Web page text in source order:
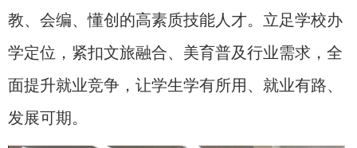
教、会编、懂创的高素质技能人才。立足学校办
学定位，紧扣文旅融合、美育普及行业需求，全
面提升就业竞争，让学生学有所用、就业有路、
发展可期。